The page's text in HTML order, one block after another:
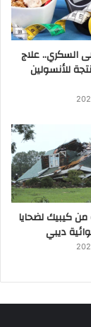
السكري.. علاج
للأنسولين
كيبيك لضحايا
ديبي